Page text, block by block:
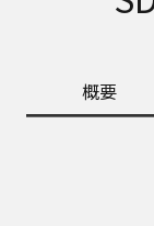
概要